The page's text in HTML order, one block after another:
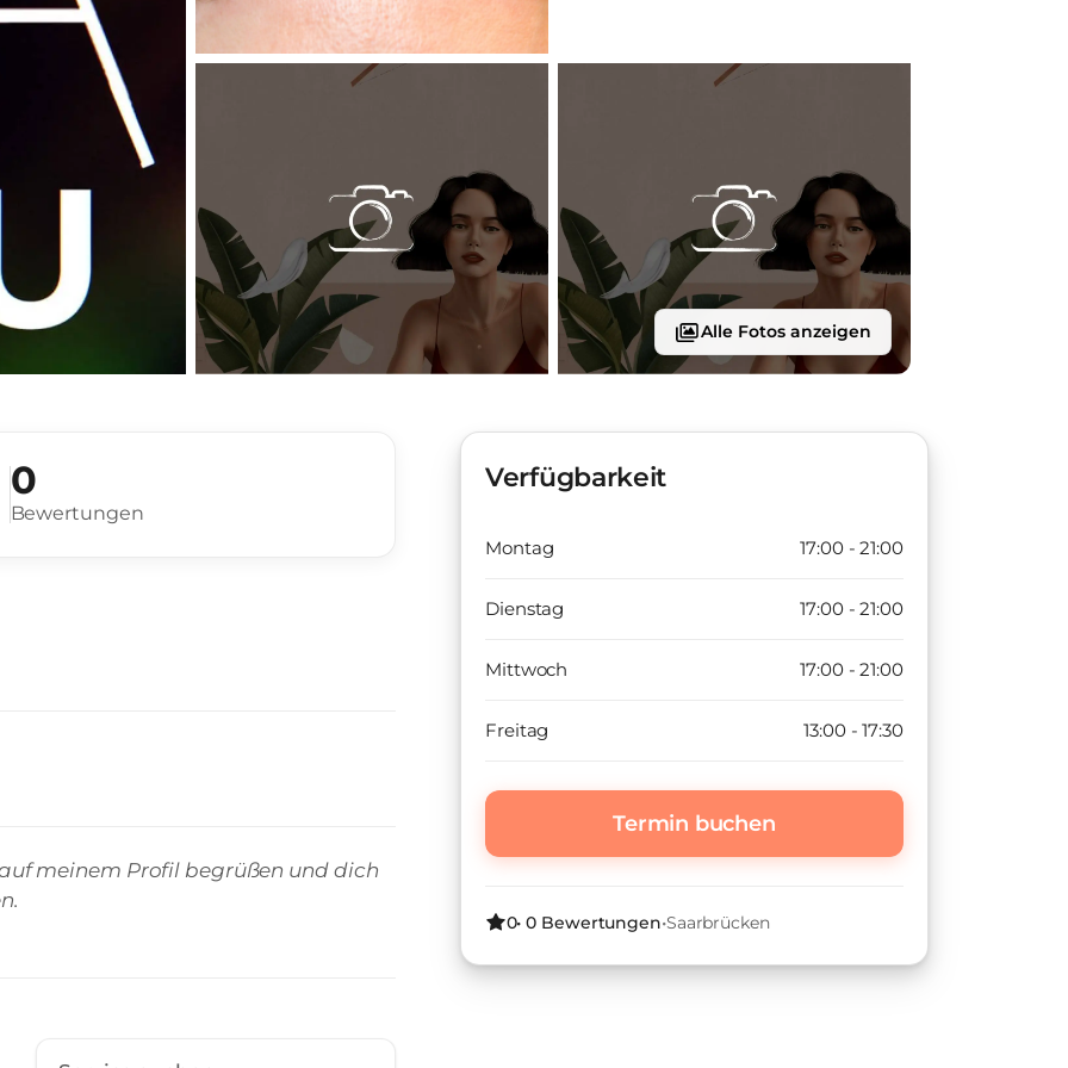
Alle Fotos anzeigen
0
Bewertungen
meinem Profil begrüßen und dich
Verfügbarkeit
Montag 17:00 - 21:00
Dienstag 17:00 - 21:00
Mittwoch 17:00 - 21:00
Freitag 13:00 - 17:30
Termin buchen
0• 0 Bewertungen•Saarbrücken